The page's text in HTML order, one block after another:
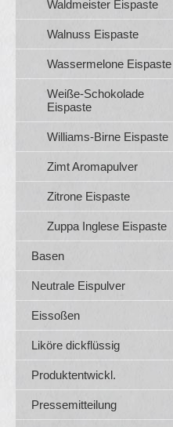
Waldmeister Eispaste
Walnuss Eispaste
Wassermelone Eispaste
Weiße-Schokolade
Eispaste
Williams-Birne Eispaste
Zimt Aromapulver
Zitrone Eispaste
Zuppa Inglese Eispaste
Basen
Neutrale Eispulver
Eissoßen
Liköre dickflüssig
Produktentwickl.
Pressemitteilung